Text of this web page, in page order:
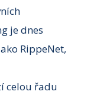
je dnes
RippeNet,
celou řadu